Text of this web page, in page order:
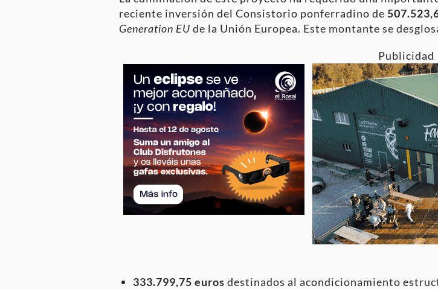
reciente inversión del Consistorio ponferradino de
Generation EU de la Unión Europea. Este montante se
Publicidad
333.799,75 euros destinados al acondicionamiento